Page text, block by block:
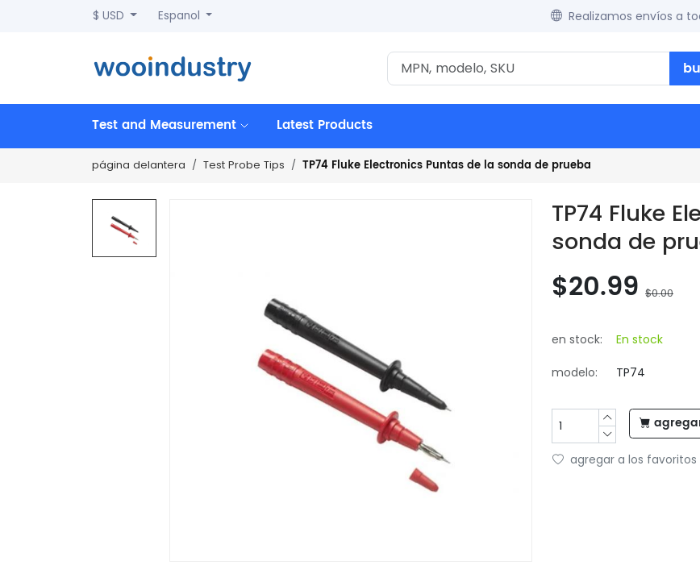
$ USD Espanol Realizamos envíos a
Test and Measurement Latest Products
página delantera Test Probe Tips TP74 Fluke Electronics Puntas de la sonda de prueba
TP74 Fluke
sonda de
$20.99 $0.00
en stock: En stock
modelo: TP74
agregar a los favoritos